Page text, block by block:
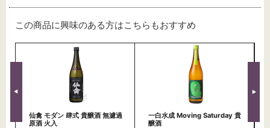
この商品に興味のある方はこちらもおすすめ
仙禽 モダン 肆式 貴醸酒 無濾過
原酒 火入
一白水成 Moving Saturday 貴
醸酒